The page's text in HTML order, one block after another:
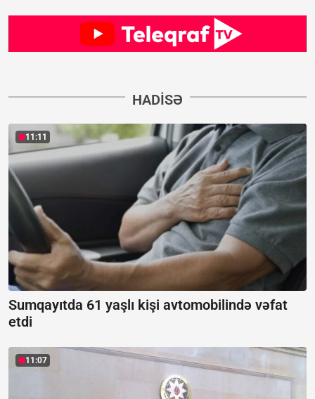
HADISƏ
11:11
Sumqayıtda 61 yaşlı kişi avtomobilində vəfat
etdi
11:07